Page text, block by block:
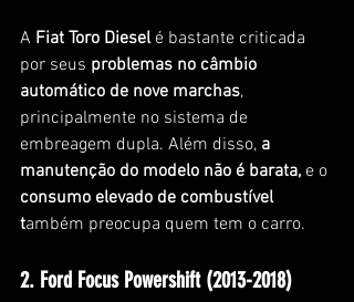
A Fiat Toro Diesel é bastante criticada
por seus problemas no câmbio
automático de nove marchas,
principalmente no sistema de
embreagem dupla. Além disso, a
manutenção do modelo não é barata, e o
consumo elevado de combustível
também preocupa quem tem o carro.
2. Ford Focus Powershift (2013-2018)